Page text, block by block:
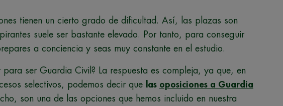
tienen un cierto grado de dificultad. Así, las plazas son
suele ser bastante elevado. Por tanto, para conseguir
a conciencia y seas muy constante en el estudio.
ser Guardia Civil? La respuesta es compleja, ya que, en
selectivos, podemos decir que
las oposiciones a Guardia
son una de las opciones que hemos incluido en nuestra